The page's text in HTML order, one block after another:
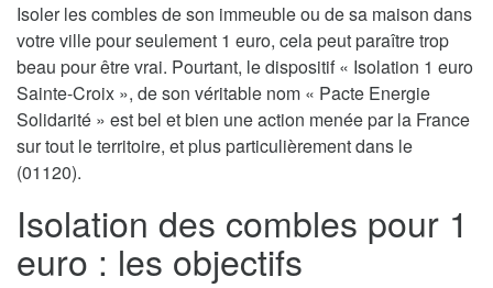
Isoler les combles de son immeuble ou de sa maison dans
votre ville pour seulement 1 euro, cela peut paraître trop
beau pour être vrai. Pourtant, le dispositif « Isolation 1 euro
Sainte-Croix », de son véritable nom « Pacte Energie
Solidarité » est bel et bien une action menée par la France
sur tout le territoire, et plus particulièrement dans le
(01120).
Isolation des combles pour 1
euro : les objectifs